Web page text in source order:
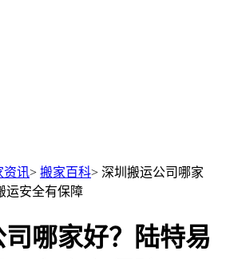
资讯> 搬家百科> 深圳搬运公司哪家
运安全有保障
哪家好？陆特易